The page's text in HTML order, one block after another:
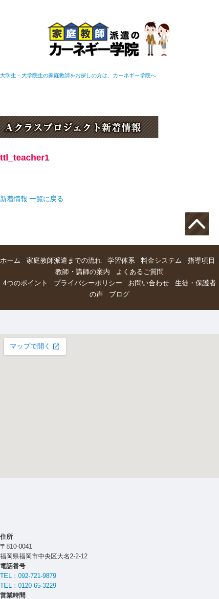
大学生・大学院生の家庭教師をお探しの方は、カーネギー学院へ
ttl_teacher1
新着情報 一覧に戻る
ホーム 家庭教師派遣までの流れ 学習体系 料金システム 指導項目
教師・講師の案内
よくあるご質問
4つのポイント
プライバシーポリシー お問い合わせ
生徒・保護者
の声
ブログ
大きな地図で見る
住所
〒810-0041
福岡県福岡市中央区大名2-2-12
電話番号
TEL：092-721-9879
TEL：0120-65-3229
営業時間